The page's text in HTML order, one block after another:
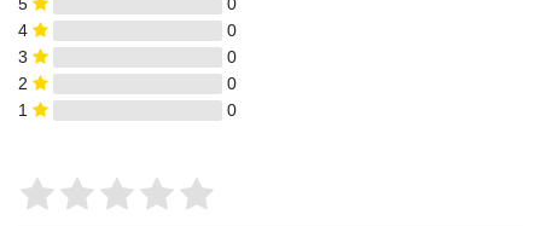
4
0
3
0
2
0
1
0